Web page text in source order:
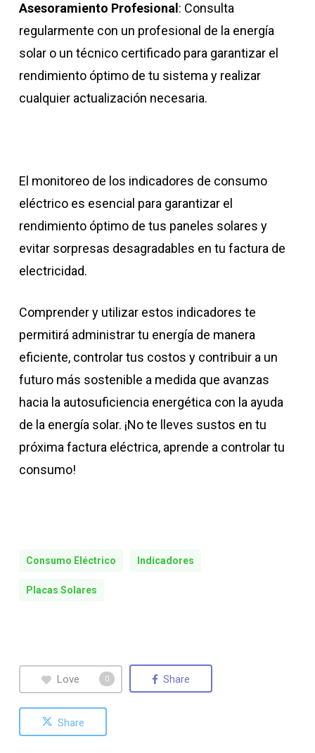
Asesoramiento Profesional : Consulta
regularmente con un profesional de la energía
solar o un técnico certificado para garantizar el
rendimiento óptimo de tu sistema y realizar
cualquier actualización necesaria.
El monitoreo de los indicadores de consumo
eléctrico es esencial para garantizar el
rendimiento óptimo de tus paneles solares y
evitar sorpresas desagradables en tu factura de
electricidad.
Comprender y utilizar estos indicadores te
permitirá administrar tu energía de manera
eficiente, controlar tus costos y contribuir a un
futuro más sostenible a medida que avanzas
hacia la autosuficiencia energética con la ayuda
de la energía solar. ¡No te lleves sustos en tu
próxima factura eléctrica, aprende a controlar tu
consumo!
Consumo Eléctrico Indicadores
Placas Solares
Love 0 Share
Share